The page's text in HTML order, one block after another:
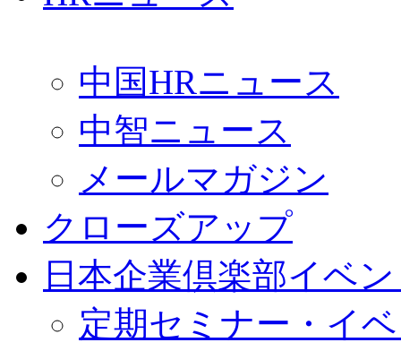
中国HRニュース
中智ニュース
メールマガジン
クローズアップ
日本企業倶楽部イベ
定期セミナー・イ